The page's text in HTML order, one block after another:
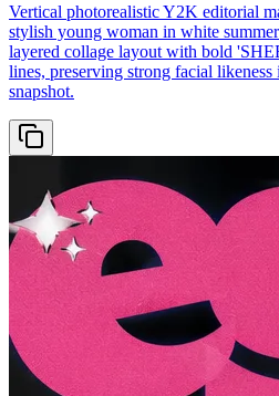
Vertical photorealistic Y2K editorial
stylish young woman in white
layered collage layout with bold
lines, preserving strong facial
snapshot.